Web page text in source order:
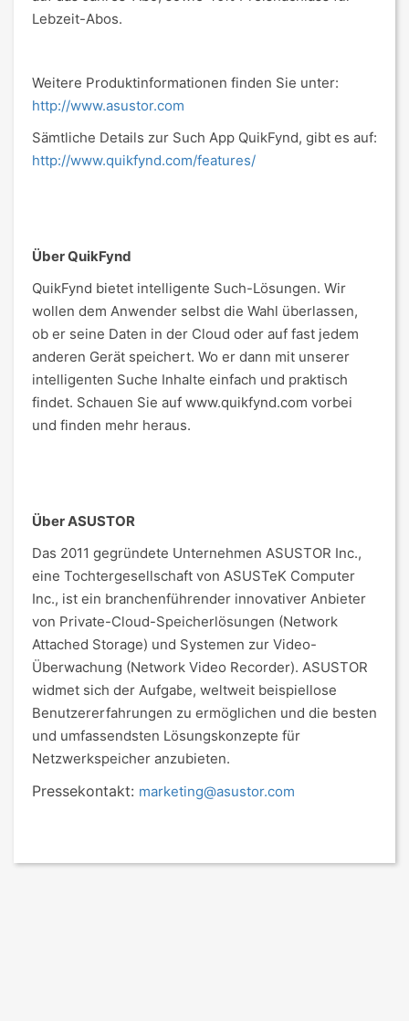
Lebzeit-Abos.
Weitere Produktinformationen finden Sie unter:
http://www.asustor.com
Sämtliche Details zur Such App QuikFynd, gibt es auf:
http://www.quikfynd.com/features/
Über QuikFynd
QuikFynd bietet intelligente Such-Lösungen. Wir
wollen dem Anwender selbst die Wahl überlassen,
ob er seine Daten in der Cloud oder auf fast jedem
anderen Gerät speichert. Wo er dann mit unserer
intelligenten Suche Inhalte einfach und praktisch
findet. Schauen Sie auf www.quikfynd.com vorbei
und finden mehr heraus.
Über ASUSTOR
Das 2011 gegründete Unternehmen ASUSTOR Inc.,
eine Tochtergesellschaft von ASUSTeK Computer
Inc., ist ein branchenführender innovativer Anbieter
von Private-Cloud-Speicherlösungen (Network
Attached Storage) und Systemen zur Video-
Überwachung (Network Video Recorder). ASUSTOR
widmet sich der Aufgabe, weltweit beispiellose
Benutzererfahrungen zu ermöglichen und die besten
und umfassendsten Lösungskonzepte für
Netzwerkspeicher anzubieten.
Pressekontakt: marketing@asustor.com